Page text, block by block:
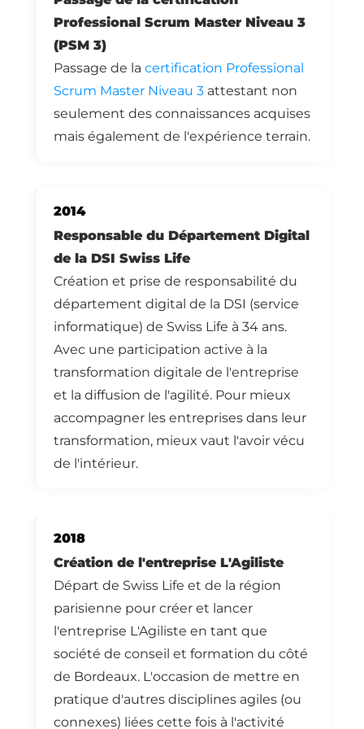
Professional Scrum Master Niveau 3
(PSM 3)
Passage de la certification Professional
Scrum Master Niveau 3 attestant non
seulement des connaissances acquises
mais également de l'expérience terrain.
2014
Responsable du Département Digital
de la DSI Swiss Life
Création et prise de responsabilité du
département digital de la DSI (service
informatique) de Swiss Life à 34 ans.
Avec une participation active à la
transformation digitale de l'entreprise
et la diffusion de l'agilité. Pour mieux
accompagner les entreprises dans leur
transformation, mieux vaut l'avoir vécu
de l'intérieur.
2018
Création de l'entreprise L'Agiliste
Départ de Swiss Life et de la région
parisienne pour créer et lancer
l'entreprise L'Agiliste en tant que
société de conseil et formation du côté
de Bordeaux. L'occasion de mettre en
pratique d'autres disciplines agiles (ou
connexes) liées cette fois à l'activité